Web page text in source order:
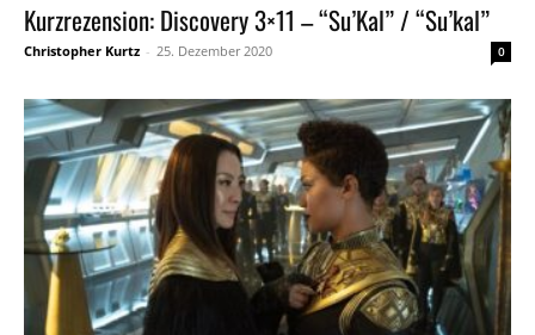
Kurzrezension: Discovery 3×11 – “Su’Kal” / “Su’kal”
Christopher Kurtz - 25. Dezember 2020 0